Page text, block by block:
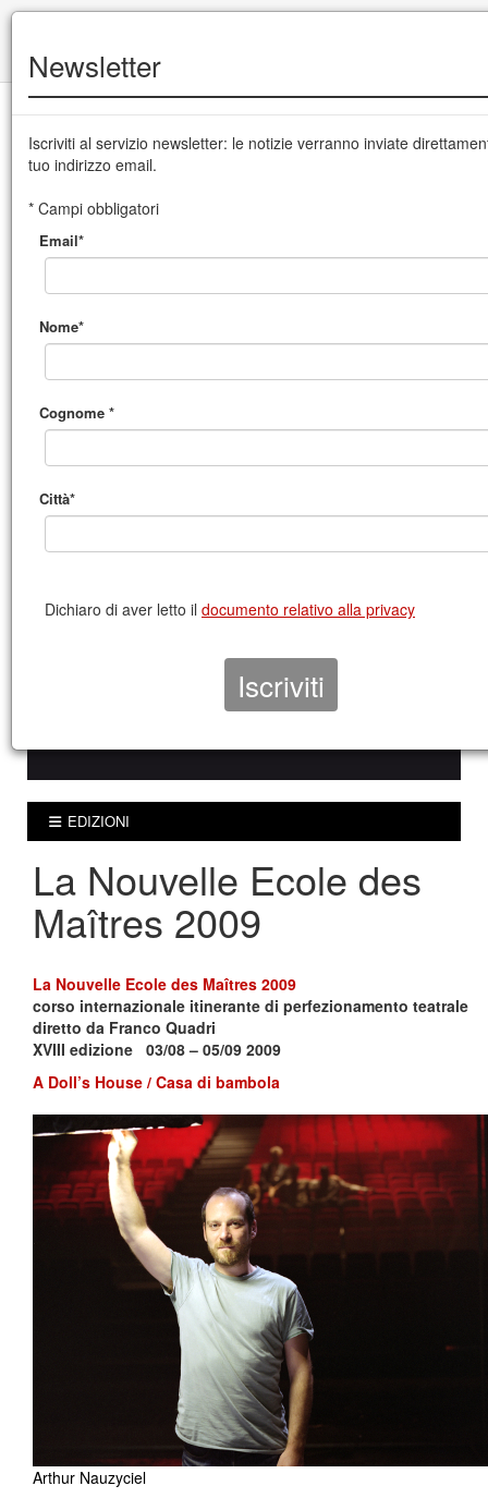
English version
CSS Teatro stabile di innovazione del Friuli Venezia Giulia
MENU
EDIZIONI
La Nouvelle Ecole des
Maîtres 2009
La Nouvelle Ecole des Maîtres 2009
corso internazionale itinerante di perfezionamento teatrale
diretto da Franco Quadri
XVIII edizione 03/08 – 05/09 2009
A Doll’s House / Casa di bambola
Arthur Nauzyciel
Newsletter
Iscriviti al servizio newsletter: le notizie verranno inviate
tuo indirizzo email.
* Campi obbligatori
Email*
Nome*
Cognome *
Città*
Dichiaro di aver letto il documento relativo alla privacy